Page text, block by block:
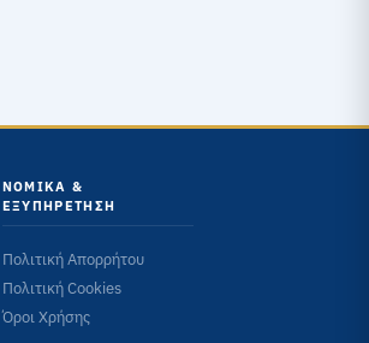
ΝΟΜΙΚΆ &
ΕΞΥΠΗΡΈΤΗΣΗ
Πολιτική Απορρήτου
Πολιτική Cookies
Όροι Χρήσης